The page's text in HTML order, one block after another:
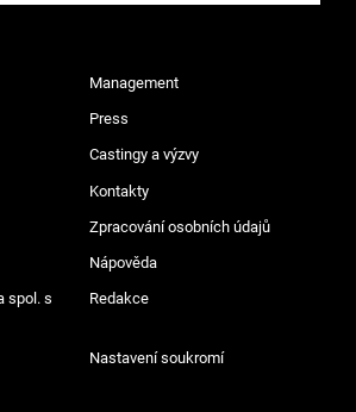
Management
Press
Castingy a výzvy
Kontakty
Zpracování osobních údajů
Nápověda
spol. s
Redakce
Nastavení soukromí